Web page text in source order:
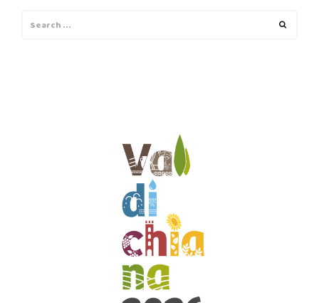
for: